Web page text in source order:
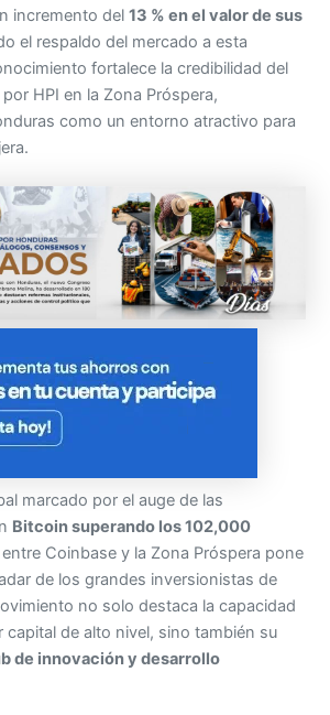
incremento del13 % en el valor de sus
el respaldo del mercado a esta
fortalece la credibilidad del
HPI en la Zona Próspera,
como un entorno atractivo para
marcado por el auge de las
Bitcoin superando los 102,000
Coinbase y la Zona Próspera pone
de los grandes inversionistas de
no solo destaca la capacidad
capital de alto nivel, sino también su
de innovación y desarrollo